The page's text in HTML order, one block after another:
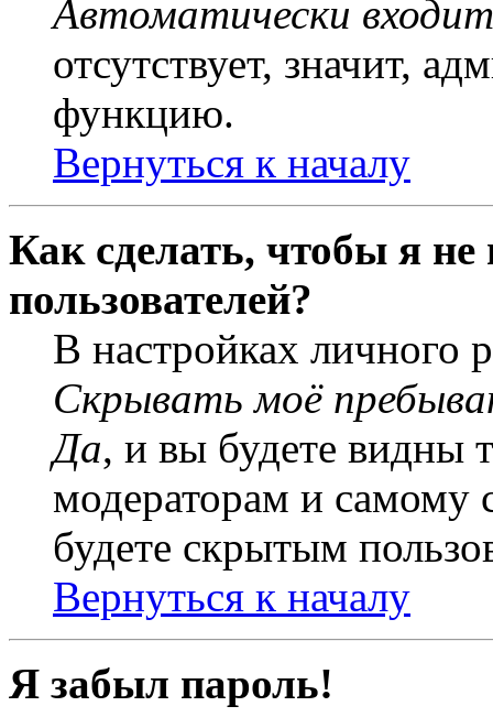
Автоматически
отсутствует, значит,
функцию.
Вернуться к началу
Как сделать, чтобы я
пользователей?
В настройках личного
Скрывать моё
Да, и вы будете видны
модераторам и самому
будете скрытым
Вернуться к началу
Я забыл пароль!